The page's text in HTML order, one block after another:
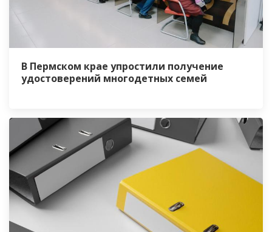
В Пермском крае упростили получение
удостоверений многодетных семей